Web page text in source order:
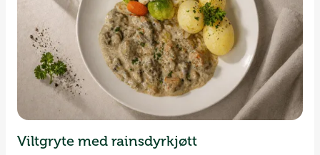
Viltgryte med rainsdyrkjøtt